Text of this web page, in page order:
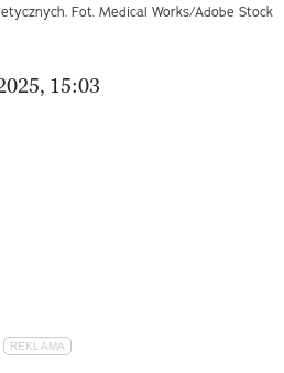
Fot. Medical Works/Adobe Stock
15:03